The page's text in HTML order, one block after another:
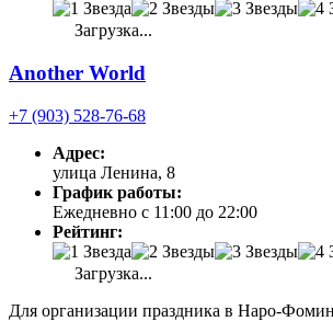
Загрузка...
Another World
+7 (903) 528-76-68
Адрес:
улица Ленина, 8
График работы:
Ежедневно с 11:00 до 22:00
Рейтинг:
Загрузка...
Для организации праздника в Наро-